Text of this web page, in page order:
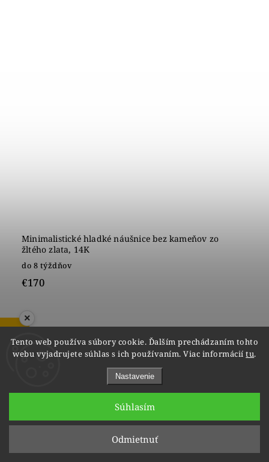
Tento web používa súbory cookie. Ďalším prechádzaním tohto
webu vyjadrujete súhlas s ich používaním. Viac informáciítu.
Nastavenie
Odmietnuť
Súhlasím
Minimalistické hladké náušnice bez kameňov zo
žltého zlata, 14K
do 8 týždňov
€170
1
2
Hore
ZOBRAZIŤ RECENZIE
×